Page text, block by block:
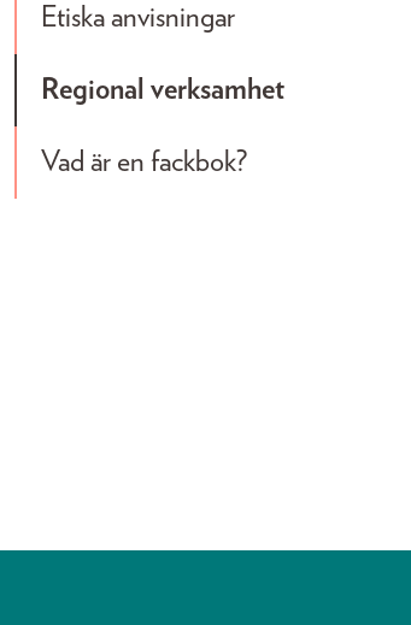
Etiska anvisningar
Regional verksamhet
Vad är en fackbok?